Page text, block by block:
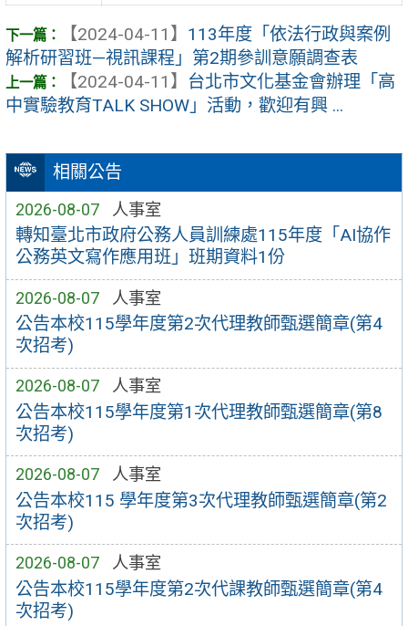
相關公告
2026-08-07 人事室
轉知臺北市政府公務人員訓練處115年度「AI協作
公務英文寫作應用班」班期資料1份
2026-08-07 人事室
公告本校115學年度第2次代理教師甄選簡章(第4
次招考)
2026-08-07 人事室
公告本校115學年度第1次代理教師甄選簡章(第8
次招考)
2026-08-07 人事室
公告本校115 學年度第3次代理教師甄選簡章(第2
次招考)
2026-08-07 人事室
公告本校115學年度第2次代課教師甄選簡章(第4
次招考)
【2024-04-11】 113年度「依法行政與案例
解析研習班—視訊課程」第2期參訓意願調查表
【2024-04-11】 台北市文化基金會辦理「高
中實驗教育TALK SHOW」活動，歡迎有興 ...